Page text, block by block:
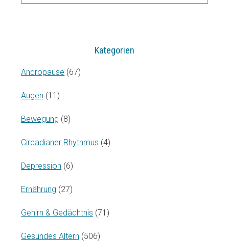
durchsuchen…
Kategorien
Andropause (67)
Augen (11)
Bewegung (8)
Circadianer Rhythmus (4)
Depression (6)
Ernährung (27)
Gehirn & Gedächtnis (71)
Gesundes Altern (506)